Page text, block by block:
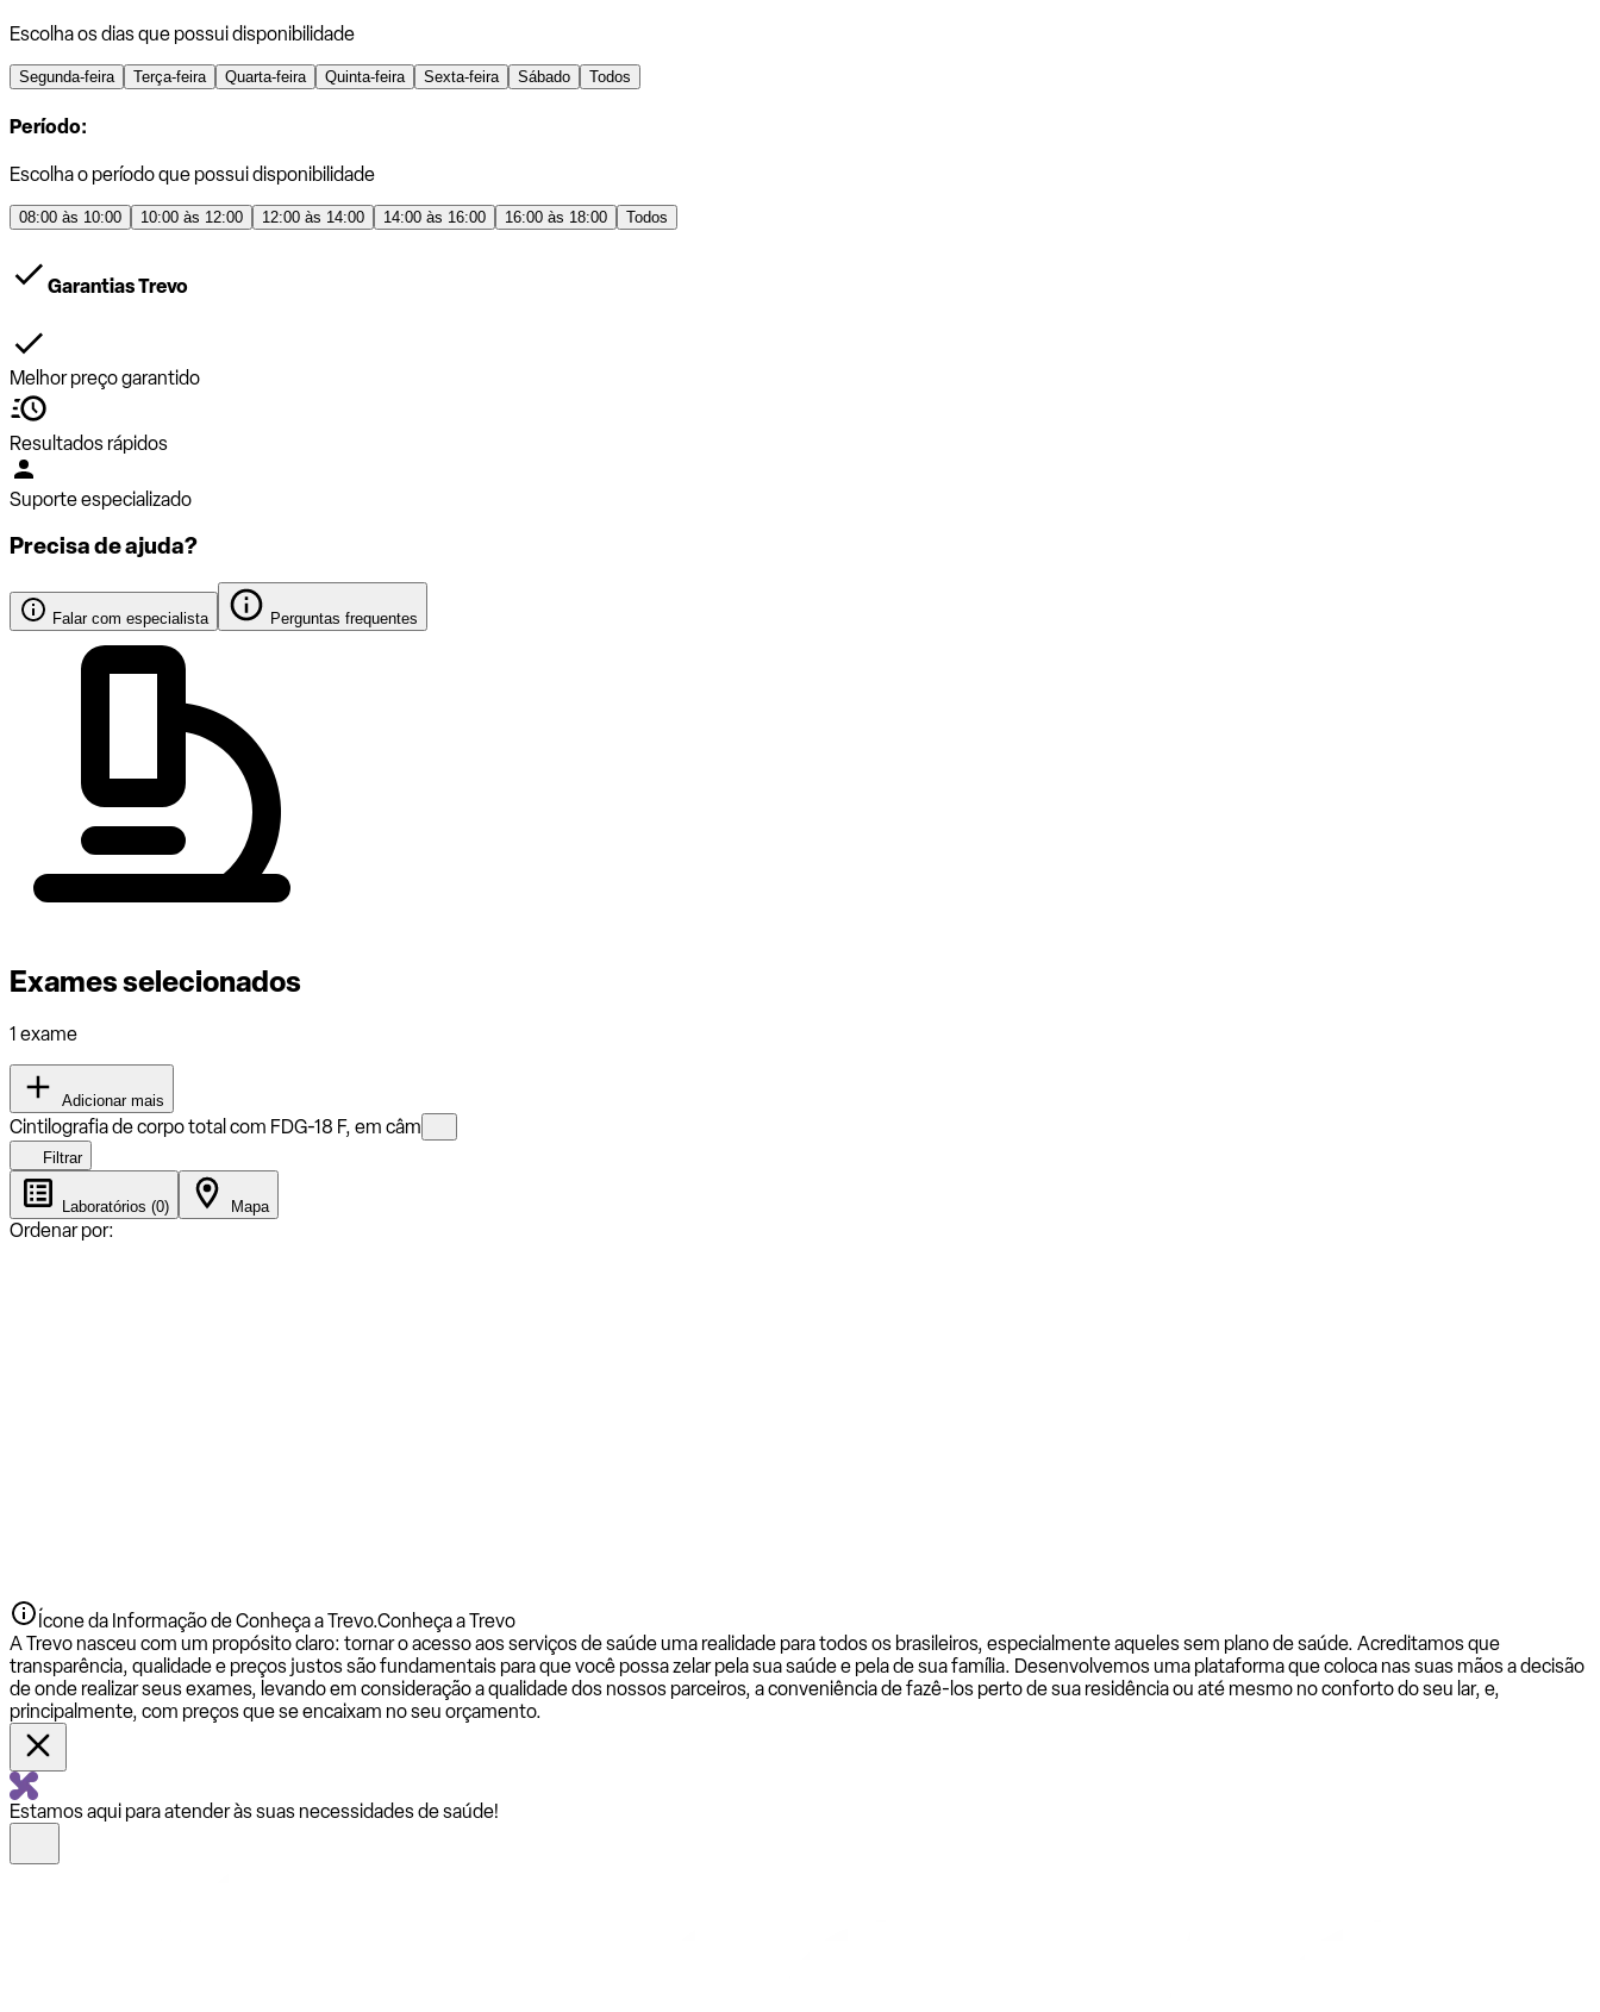
Escolha os dias que possui disponibilidade
Segunda-feira Terça-feira Quarta-feira Quinta-feira Sexta-feira Sábado Todos
Período:
Escolha o período que possui disponibilidade
08:00 às 10:00 10:00 às 12:00 12:00 às 14:00 14:00 às 16:00 16:00 às 18:00 Todos
Garantias Trevo
Melhor preço garantido
Resultados rápidos
Suporte especializado
Precisa de ajuda?
Falar com especialista Perguntas frequentes
Exames selecionados
1 exame
Adicionar mais
Cintilografia de corpo total com FDG-18 F, em câm
Filtrar
Laboratórios (0) Mapa
Ordenar por:
Ícone da Informação de Conheça a Trevo.Conheça a Trevo
A Trevo nasceu com um propósito claro: tornar o acesso aos serviços de saúde uma realidade para todos os brasileiros, especialmente aqueles sem plano de saúde. Acreditamos que
transparência, qualidade e preços justos são fundamentais para que você possa zelar pela sua saúde e pela de sua família. Desenvolvemos uma plataforma que coloca nas suas mãos a decisão
de onde realizar seus exames, levando em consideração a qualidade dos nossos parceiros, a conveniência de fazê-los perto de sua residência ou até mesmo no conforto do seu lar, e,
principalmente, com preços que se encaixam no seu orçamento.
Estamos aqui para atender às suas necessidades de saúde!